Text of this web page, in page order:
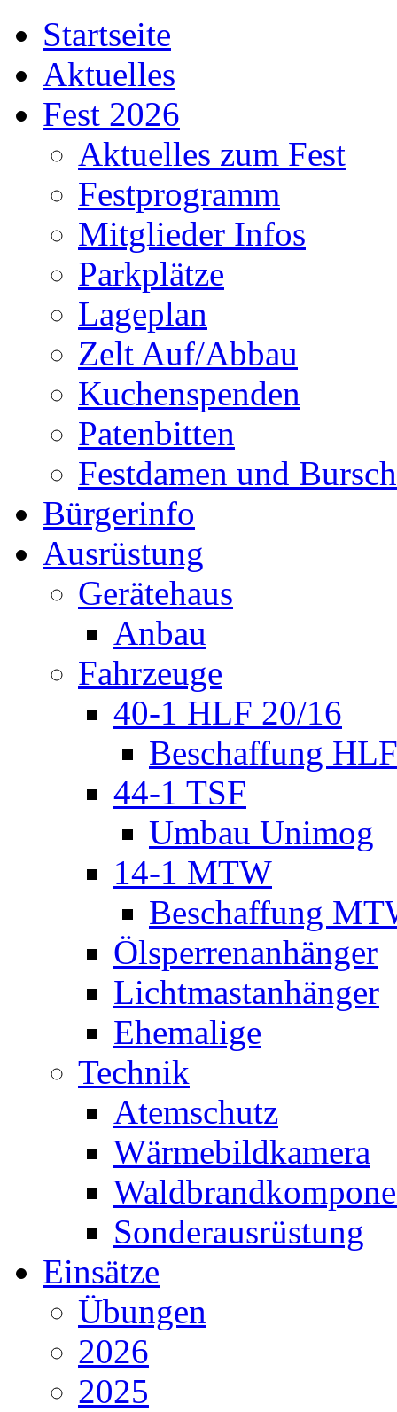
Startseite
Aktuelles
Fest 2026
Aktuelles zum Fest
Festprogramm
Mitglieder Infos
Parkplätze
Lageplan
Zelt Auf/Abbau
Kuchenspenden
Patenbitten
Festdamen und
Bürgerinfo
Ausrüstung
Gerätehaus
Anbau
Fahrzeuge
40-1 HLF 20/16
Beschaffung HLF
44-1 TSF
Umbau Unimog
14-1 MTW
Beschaffung
Ölsperrenanhänger
Lichtmastanhänger
Ehemalige
Technik
Atemschutz
Wärmebildkamera
Sonderausrüstung
Einsätze
Übungen
2026
2025